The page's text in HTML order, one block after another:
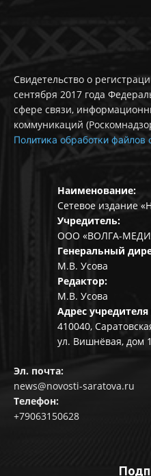
Свидетельство о
сентября 2017 года
сфере связи,
коммуникаций
Политика обработки файлов
Наименование:
Сетевое издание
Учредитель:
ООО «ВОЛГА-
Генеральный
М.В. Усова
Редактор:
М.В. Усова
Адрес
410040,
ул. Вишнёвая, дом
Эл. почта:
news@novosti-saratova.ru
Телефон:
+79063150628